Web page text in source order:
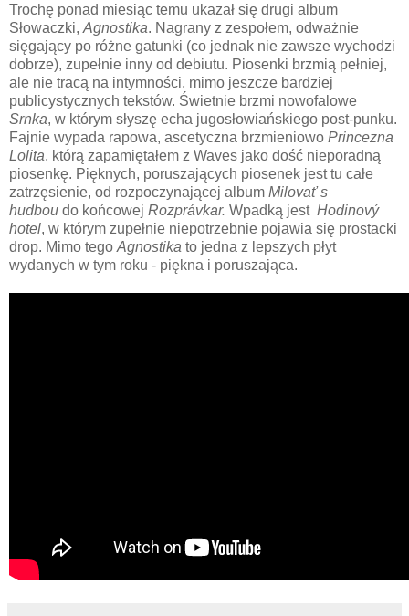
Trochę ponad miesiąc temu ukazał się drugi album
Słowaczki, Agnostika. Nagrany z zespołem, odważnie
sięgający po różne gatunki (co jednak nie zawsze wychodzi
dobrze), zupełnie inny od debiutu. Piosenki brzmią pełniej,
ale nie tracą na intymności, mimo jeszcze bardziej
publicystycznych tekstów. Świetnie brzmi nowofalowe
Srnka, w którym słyszę echa jugosłowiańskiego post-punku.
Fajnie wypada rapowa, ascetyczna brzmieniowo Princezna
Lolita, którą zapamiętałem z Waves jako dość nieporadną
piosenkę. Pięknych, poruszających piosenek jest tu całe
zatrzęsienie, od rozpoczynającej album Milovať s
hudbou do końcowej Rozprávkar. Wpadką jest Hodinový
hotel, w którym zupełnie niepotrzebnie pojawia się prostacki
drop. Mimo tego Agnostika to jedna z lepszych płyt
wydanych w tym roku - piękna i poruszająca.